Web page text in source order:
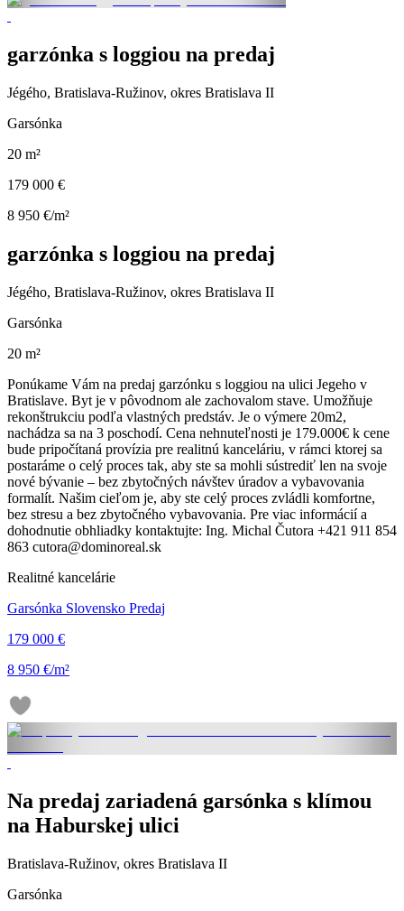
garzónka s loggiou na predaj
Jégého, Bratislava-Ružinov, okres Bratislava II
Garsónka
20 m²
179 000 €
8 950 €/m²
garzónka s loggiou na predaj
Jégého, Bratislava-Ružinov, okres Bratislava II
Garsónka
20 m²
Ponúkame Vám na predaj garzónku s loggiou na ulici Jegeho v
Bratislave. Byt je v pôvodnom ale zachovalom stave. Umožňuje
rekonštrukciu podľa vlastných predstáv. Je o výmere 20m2,
nachádza sa na 3 poschodí. Cena nehnuteľnosti je 179.000€ k cene
bude pripočítaná provízia pre realitnú kanceláriu, v rámci ktorej sa
postaráme o celý proces tak, aby ste sa mohli sústrediť len na svoje
nové bývanie – bez zbytočných návštev úradov a vybavovania
formalít. Našim cieľom je, aby ste celý proces zvládli komfortne,
bez stresu a bez zbytočného vybavovania. Pre viac informácií a
dohodnutie obhliadky kontaktujte: Ing. Michal Čutora +421 911 854
863 cutora@dominoreal.sk
Realitné kancelárie
Garsónka Slovensko Predaj
179 000 €
8 950 €/m²
Na predaj zariadená garsónka s klímou
na Haburskej ulici
Bratislava-Ružinov, okres Bratislava II
Garsónka